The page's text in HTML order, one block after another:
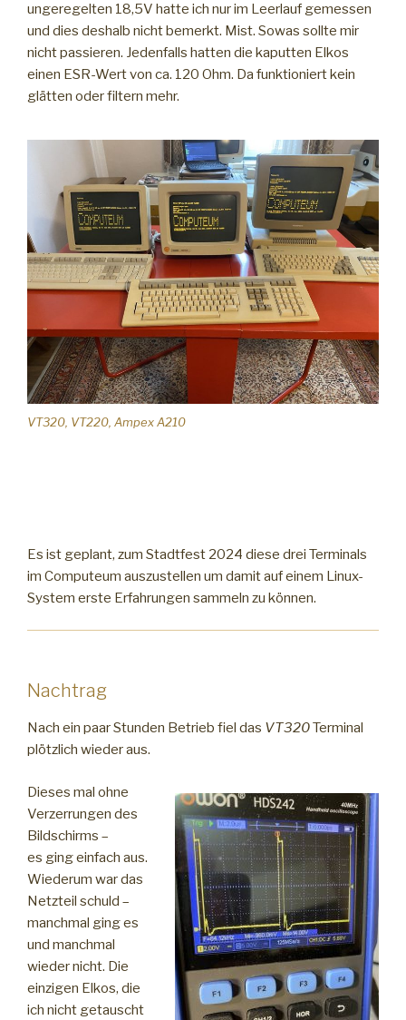
ungeregelten 18,5V hatte ich nur im Leerlauf gemessen
und dies deshalb nicht bemerkt. Mist. Sowas sollte mir
nicht passieren. Jedenfalls hatten die kaputten Elkos
einen ESR-Wert von ca. 120 Ohm. Da funktioniert kein
glätten oder filtern mehr.
VT320, VT220, Ampex A210
Es ist geplant, zum Stadtfest 2024 diese drei Terminals
im Computeum auszustellen um damit auf einem Linux-
System erste Erfahrungen sammeln zu können.
Nachtrag
Nach ein paar Stunden Betrieb fiel das VT320Terminal
plötzlich wieder aus.
Dieses mal ohne
Verzerrungen des
Bildschirms –
es ging einfach aus.
Wiederum war das
Netzteil schuld –
manchmal ging es
und manchmal
wieder nicht. Die
einzigen Elkos, die
ich nicht getauscht